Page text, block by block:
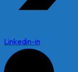
Linkedin-in